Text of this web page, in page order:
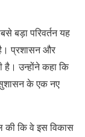
बड़ा परिवर्तन यह
प्रशासन और
उन्होंने कहा कि
सुशासन के एक नए
की कि वे इस विकास